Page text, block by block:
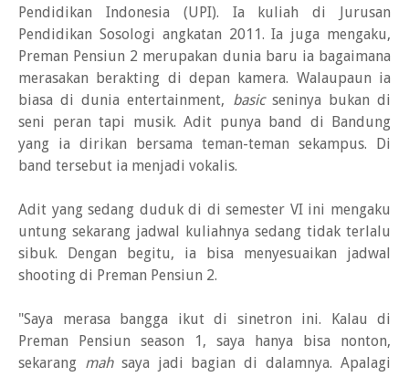
Pendidikan Indonesia (UPI). Ia kuliah di Jurusan
Pendidikan Sosologi angkatan 2011. Ia juga mengaku,
Preman Pensiun 2 merupakan dunia baru ia bagaimana
merasakan berakting di depan kamera. Walaupaun ia
biasa di dunia entertainment, basic seninya bukan di
seni peran tapi musik. Adit punya band di Bandung
yang ia dirikan bersama teman-teman sekampus. Di
band tersebut ia menjadi vokalis.
Adit yang sedang duduk di di semester VI ini mengaku
untung sekarang jadwal kuliahnya sedang tidak terlalu
sibuk. Dengan begitu, ia bisa menyesuaikan jadwal
shooting di Preman Pensiun 2.
"Saya merasa bangga ikut di sinetron ini. Kalau di
Preman Pensiun season 1, saya hanya bisa nonton,
sekarang mah saya jadi bagian di dalamnya. Apalagi